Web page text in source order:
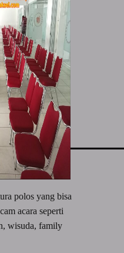
polos yang bisa
acara seperti
wisuda, family